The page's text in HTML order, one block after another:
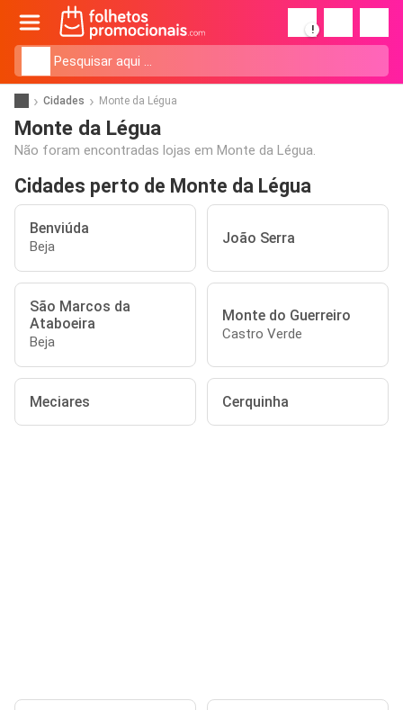
!
Cidades Monte da Légua
Monte da Légua
Não foram encontradas lojas em Monte da Légua.
Cidades perto de Monte da Légua
Benviúda
Beja João Serra
São Marcos da
Ataboeira
Beja
Monte do Guerreiro
Castro Verde
Meciares Cerquinha